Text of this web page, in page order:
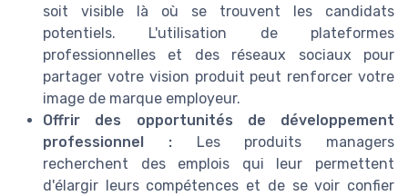
soit visible là où se trouvent les candidats
potentiels. L'utilisation de plateformes
professionnelles et des réseaux sociaux pour
partager votre vision produit peut renforcer votre
image de marque employeur.
Offrir des opportunités de développement
professionnel :Les produits managers
recherchent des emplois qui leur permettent
d'élargir leurs compétences et de se voir confier